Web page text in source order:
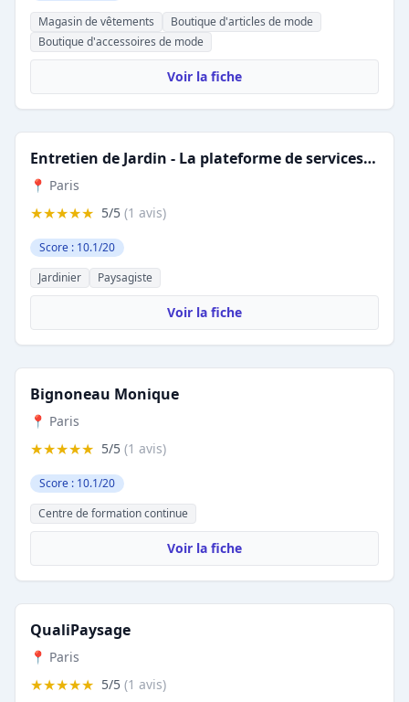
Magasin de vêtements
Boutique d'articles de mode
Boutique d'accessoires de mode
Voir la fiche
Entretien de Jardin - La plateforme de services de jardinage à domicile
📍 Paris
★★★★★ 5/5 (1 avis)
Score : 10.1/20
Jardinier
Paysagiste
Voir la fiche
Bignoneau Monique
📍 Paris
★★★★★ 5/5 (1 avis)
Score : 10.1/20
Centre de formation continue
Voir la fiche
QualiPaysage
📍 Paris
★★★★★ 5/5 (1 avis)